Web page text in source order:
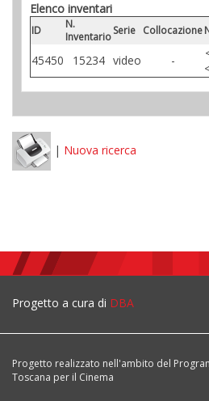
Elenco inventari
ID
N.
InventarioSerie Collocazione
45450 15234 video -
| Nuova ricerca
Progetto a cura di DBA
Progetto realizzato nell'ambito del
Toscana per il Cinema